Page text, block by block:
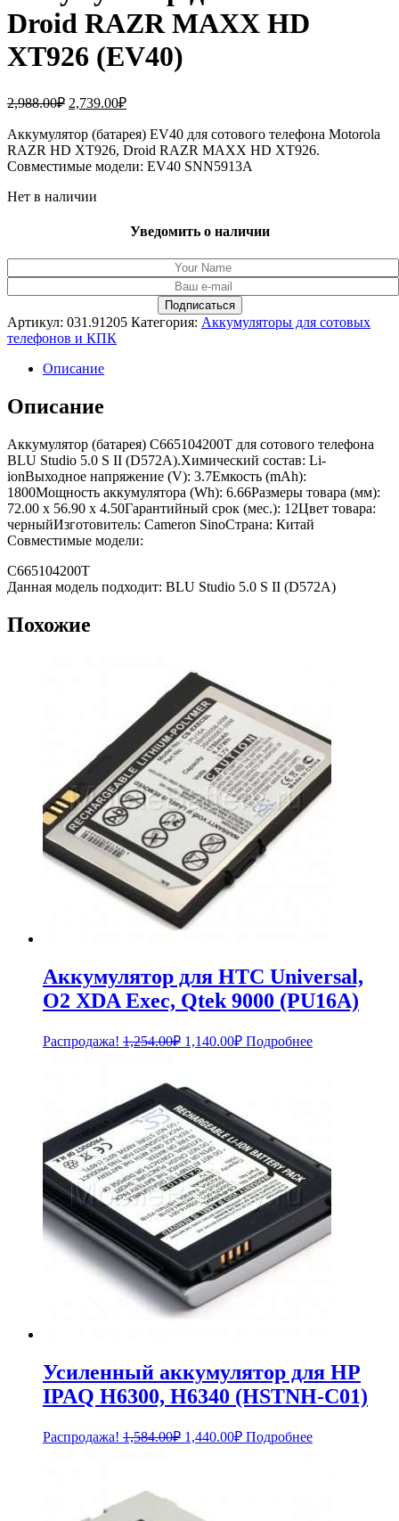
Droid RAZR MAXX HD
XT926 (EV40)
2,988.00₽ Первоначальная
составляла
2,988.00₽.
2,739.00₽Текущая
2,739.00₽.
Аккумулятор (батарея) EV40 для сотового телефона Motorola
RAZR HD XT926, Droid RAZR MAXX HD XT926.
Совместимые модели: EV40 SNN5913A
Нет в наличии
Уведомить о наличии
Артикул: 031.91205 Категория: Аккумуляторы для сотовых
телефонов и КПК
Описание
Описание
Аккумулятор (батарея) C665104200T для сотового телефона
BLU Studio 5.0 S II (D572A).Химический состав: Li-
ionВыходное напряжение (V): 3.7Емкость (mAh):
1800Мощность аккумулятора (Wh): 6.66Размеры товара (мм):
72.00 x 56.90 x 4.50Гарантийный срок (мес.): 12Цвет товара:
черныйИзготовитель: Cameron SinoСтрана: Китай
Совместимые модели:
C665104200T
Данная модель подходит: BLU Studio 5.0 S II (D572A)
Похожие
Аккумулятор для HTC Universal,
O2 XDA Exec, Qtek 9000 (PU16A)
Распродажа! 1,254.00₽ Первоначальная
1,254.00₽.
1,140.00₽Текущая
цена:
Подробнее
Усиленный аккумулятор для HP
IPAQ H6300, H6340 (HSTNH-C01)
Распродажа! 1,584.00₽ Первоначальная
1,440.00₽Текущая
цена:
Подробнее